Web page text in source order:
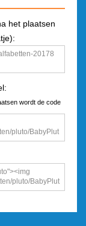
het plaatsen
wordt de code